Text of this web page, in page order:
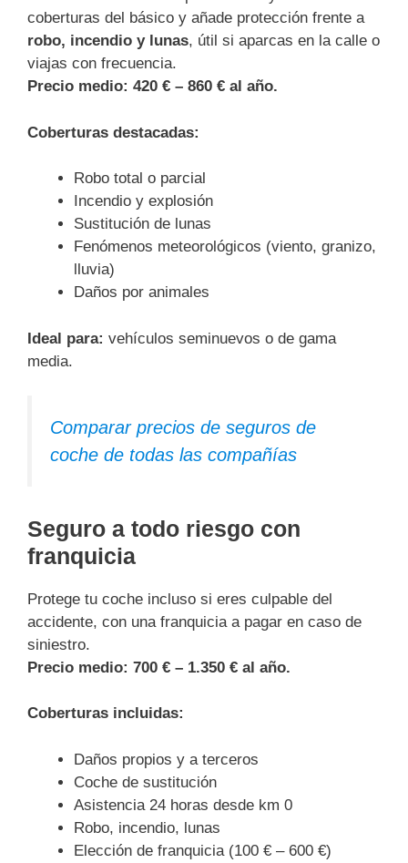
coberturas del básico y añade protección frente a
robo, incendio y lunas, útil si aparcas en la calle o
viajas con frecuencia.
Precio medio: 420 € – 860 € al año.
Coberturas destacadas:
Robo total o parcial
Incendio y explosión
Sustitución de lunas
Fenómenos meteorológicos (viento, granizo,
lluvia)
Daños por animales
Ideal para: vehículos seminuevos o de gama
media.
Comparar precios de seguros de
coche de todas las compañías
Seguro a todo riesgo con
franquicia
Protege tu coche incluso si eres culpable del
accidente, con una franquicia a pagar en caso de
siniestro.
Precio medio: 700 € – 1.350 € al año.
Coberturas incluidas:
Daños propios y a terceros
Coche de sustitución
Asistencia 24 horas desde km 0
Robo, incendio, lunas
Elección de franquicia (100 € – 600 €)